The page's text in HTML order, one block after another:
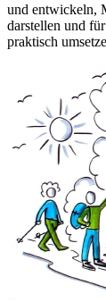
und entwickeln,
darstellen und
praktisch